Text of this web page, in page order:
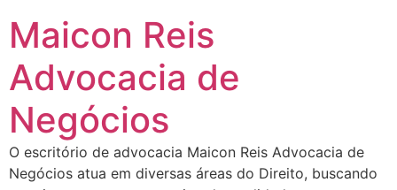
Maicon Reis
Advocacia de
Negócios
O escritório de advocacia Maicon Reis Advocacia de
Negócios atua em diversas áreas do Direito, buscando